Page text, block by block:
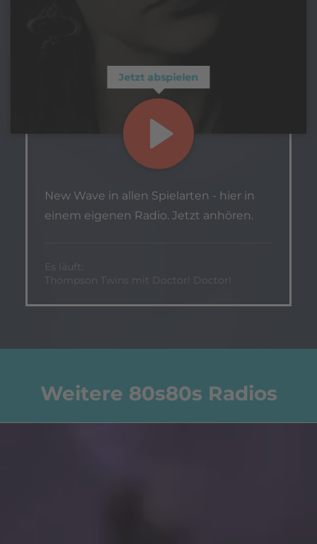
Jetzt abspielen
New Wave in allen Spielarten - hier in
einem eigenen Radio. Jetzt anhören.
Es läuft:
Thompson Twins mit Doctor! Doctor!
Weitere 80s80s Radios